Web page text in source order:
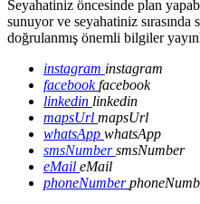
Seyahatiniz öncesinde plan
sunuyor ve seyahatiniz sırasında
doğrulanmış önemli bilgiler
instagram instagram
facebookfacebook
linkedin linkedin
mapsUrl mapsUrl
whatsApp whatsApp
smsNumbersmsNumber
eMail eMail
phoneNumber